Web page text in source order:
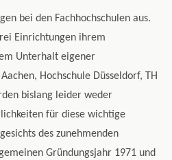
bei den Fachhochschulen aus.
Einrichtungen ihrem
Unterhalt eigener
Hochschule Düsseldorf, TH
bislang leider weder
für diese wichtige
des zunehmenden
Gründungsjahr 1971 und